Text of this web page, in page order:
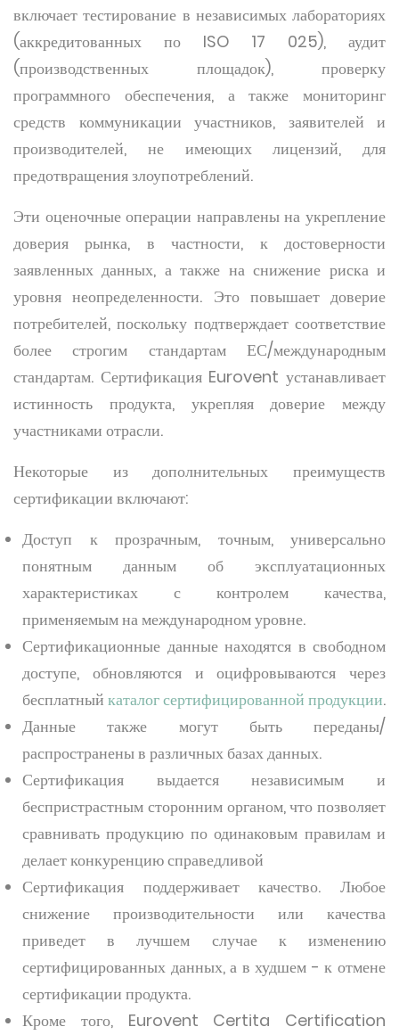
включает тестирование в независимых лабораториях
(аккредитованных по ISO 17 025), аудит
(производственных площадок), проверку
программного обеспечения, а также мониторинг
средств коммуникации участников, заявителей и
производителей, не имеющих лицензий, для
предотвращения злоупотреблений.
Эти оценочные операции направлены на укрепление
доверия рынка, в частности, к достоверности
заявленных данных, а также на снижение риска и
уровня неопределенности. Это повышает доверие
потребителей, поскольку подтверждает соответствие
более строгим стандартам ЕС/международным
стандартам. Сертификация Eurovent устанавливает
истинность продукта, укрепляя доверие между
участниками отрасли.
Некоторые из дополнительных преимуществ
сертификации включают:
Доступ к прозрачным, точным, универсально
понятным данным об эксплуатационных
характеристиках с контролем качества,
применяемым на международном уровне.
Сертификационные данные находятся в свободном
доступе, обновляются и оцифровываются через
бесплатный каталог сертифицированной продукции.
Данные также могут быть переданы/
распространены в различных базах данных.
Сертификация выдается независимым и
беспристрастным сторонним органом, что позволяет
сравнивать продукцию по одинаковым правилам и
делает конкуренцию справедливой
Сертификация поддерживает качество. Любое
снижение производительности или качества
приведет в лучшем случае к изменению
сертифицированных данных, а в худшем - к отмене
сертификации продукта.
Кроме того, Eurovent Certita Certification